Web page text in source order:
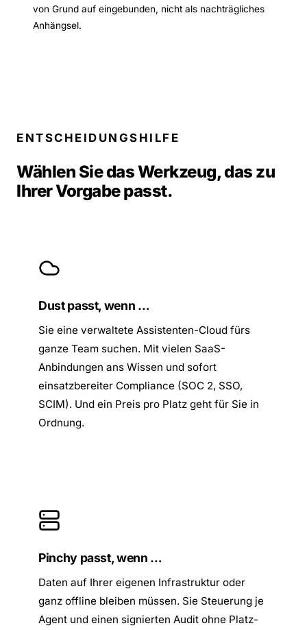
von Grund auf eingebunden, nicht als nachträgliches
Anhängsel.
ENTSCHEIDUNGSHILFE
Wählen Sie das Werkzeug, das zu
Ihrer Vorgabe passt.
Dust passt, wenn …
Sie eine verwaltete Assistenten-Cloud fürs
ganze Team suchen. Mit vielen SaaS-
Anbindungen ans Wissen und sofort
einsatzbereiter Compliance (SOC 2, SSO,
SCIM). Und ein Preis pro Platz geht für Sie in
Ordnung.
Pinchy passt, wenn …
Daten auf Ihrer eigenen Infrastruktur oder
ganz offline bleiben müssen. Sie Steuerung je
Agent und einen signierten Audit ohne Platz-